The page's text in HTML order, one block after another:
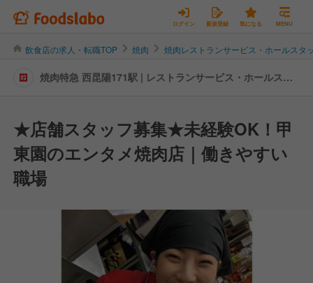
ログイン 新規登録 気になる MENU
飲食店の求人・転職TOP 焼肉 焼肉レストランサービス・ホールスタ
焼肉特急 西昆陽171駅 | レストランサービス・ホールスタ
★店舗スタッフ募集★未経験OK！甲
東園のエンタメ焼肉店｜働きやすい
職場